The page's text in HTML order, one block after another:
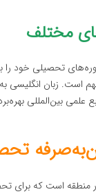
مختلف
تحصیلی خود را
است. زبان انگلیسی
علمی بین‌المللی
منطقه است که برای